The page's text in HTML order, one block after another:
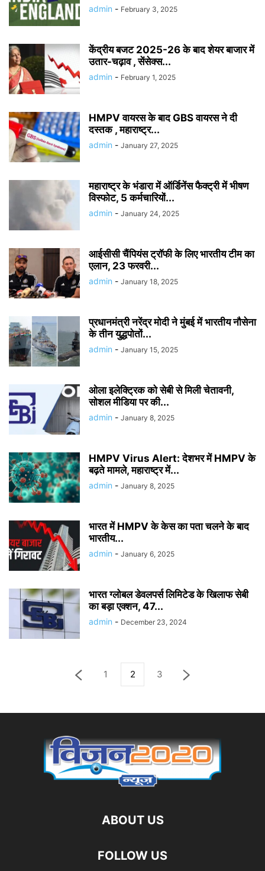
admin - February 3, 2025
केंद्रीय बजट 2025-26 के बाद शेयर बाजार में
उतार-चढ़ाव , सेंसेक्स...
admin - February 1, 2025
HMPV वायरस के बाद GBS वायरस ने दी
दस्तक , महाराष्ट्र...
admin - January 27, 2025
महाराष्ट्र के भंडारा में ऑर्डिनेंस फैक्ट्री में भीषण
विस्फोट, 5 कर्मचारियों...
admin - January 24, 2025
आईसीसी चैंपियंस ट्रॉफी के लिए भारतीय टीम का
एलान, 23 फरवरी...
admin - January 18, 2025
प्रधानमंत्री नरेंद्र मोदी ने मुंबई में भारतीय नौसेना
के तीन युद्धपोतों...
admin - January 15, 2025
ओला इलेक्ट्रिक को सेबी से मिली चेतावनी,
सोशल मीडिया पर की...
admin - January 8, 2025
HMPV Virus Alert: देशभर में HMPV के
बढ़ते मामले, महाराष्ट्र में...
admin - January 8, 2025
भारत में HMPV के केस का पता चलने के बाद
भारतीय...
admin - January 6, 2025
भारत ग्लोबल डेवलपर्स लिमिटेड के खिलाफ सेबी
का बड़ा एक्शन, 47...
admin - December 23, 2024
1 2 3
ABOUT US
FOLLOW US